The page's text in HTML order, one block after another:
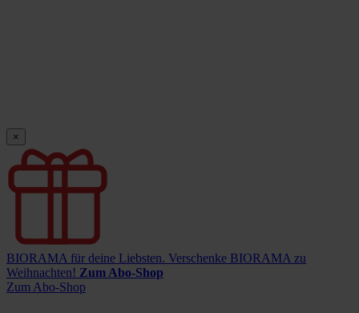
×
BIORAMA für deine Liebsten. Verschenke BIORAMA zu
Weihnachten! Zum Abo-Shop
Zum Abo-Shop